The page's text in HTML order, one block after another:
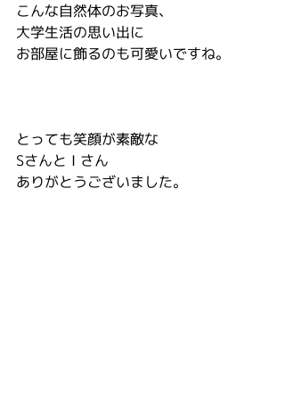
こんな自然体のお写真、
大学生活の思い出に
お部屋に飾るのも可愛いですね。
とっても笑顔が素敵な
Sさんと I さん
ありがとうございました。